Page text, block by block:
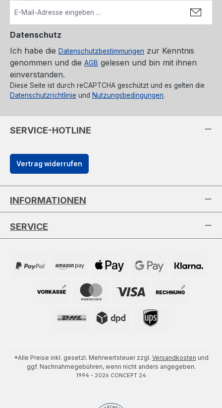
Datenschutz
Ich habe die Datenschutzbestimmungen zur Kenntnis
genommen und die AGB gelesen und bin mit ihnen
einverstanden.
Diese Seite ist durch reCAPTCHA geschützt und es gelten die
Datenschutzrichtlinie und Nutzungsbedingungen.
SERVICE-HOTLINE
Vertrag widerrufen
INFORMATIONEN
SERVICE
*Alle Preise inkl. gesetzl. Mehrwertsteuer zzgl. Versandkosten und
ggf. Nachnahmegebühren, wenn nicht anders angegeben.
1994 - 2026 CONCEPT 24